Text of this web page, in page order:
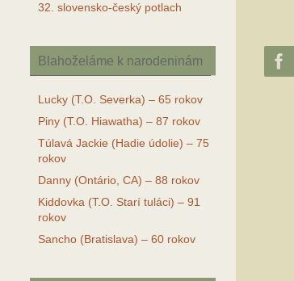
32. slovensko-český potlach
Blahoželáme k narodeninám
Lucky (T.O. Severka) – 65 rokov
Piny (T.O. Hiawatha) – 87 rokov
Túlavá Jackie (Hadie údolie) – 75
rokov
Danny (Ontário, CA) – 88 rokov
Kiddovka (T.O. Starí tuláci) – 91
rokov
Sancho (Bratislava) – 60 rokov